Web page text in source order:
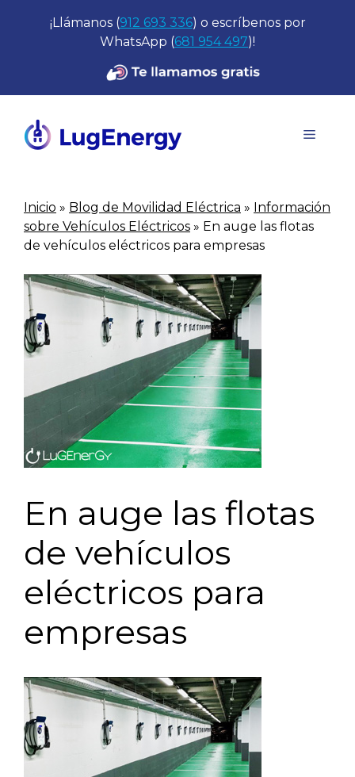
¡Llámanos (912 693 336) o escríbenos por
WhatsApp (681 954 497)!
Menú
Inicio » Blog de Movilidad Eléctrica » Información
sobre Vehículos Eléctricos » En auge las flotas
de vehículos eléctricos para empresas
En auge las flotas
de vehículos
eléctricos para
empresas